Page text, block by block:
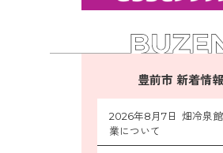
豊前市 新着情報
2026年8月7日 畑冷泉
業について